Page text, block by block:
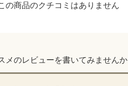
の商品のクチコミはありません
メのレビューを書いてみませんか